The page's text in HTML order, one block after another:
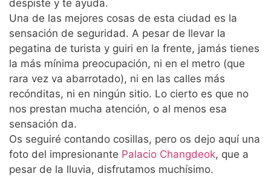
despiste y te ayuda.
Una de las mejores cosas de esta ciudad es la
sensación de seguridad. A pesar de llevar la
pegatina de turista y guiri en la frente, jamás tienes
la más mínima preocupación, ni en el metro (que
rara vez va abarrotado), ni en las calles más
recónditas, ni en ningún sitio. Lo cierto es que no
nos prestan mucha atención, o al menos esa
sensación da.
Os seguiré contando cosillas, pero os dejo aquí una
foto del impresionante Palacio Changdeok, que a
pesar de la lluvia, disfrutamos muchísimo.